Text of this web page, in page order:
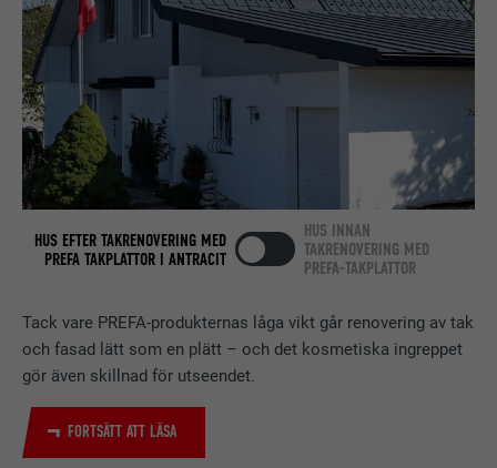
Tack vare PREFA-produkternas låga vikt går renovering av tak
och fasad lätt som en plätt – och det kosmetiska ingreppet
gör även skillnad för utseendet.
FORTSÄTT ATT LÄSA
HUS EFTER TAKRENOVERING MED
PREFA TAKPLATTOR I ANTRACIT
HUS INNAN
TAKRENOVERING MED
PREFA-TAKPLATTOR
identifieringsdetaljer.
PROCEDUR Session
ÄNDAMÅL
Ställs in av LinkedIn när en webbsida
innehåller ett inbäddat "Följ oss"-
fönster.
EFTERNAMN bcookie
LEVERANTÖRER LinkedIn
ÄNDAMÅL
Används av den sociala
nätverkstjänsten LinkedIn för att